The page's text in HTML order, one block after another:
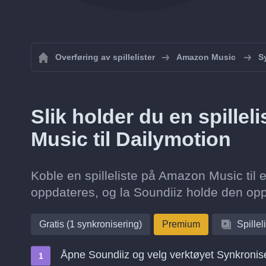
Overføring av spillelister Amazon Music
Slik holder du en
Music til Dailymotion
Koble en spilleliste på Amazon Music til
oppdateres, og la Soundiiz holde den
Gratis (1 synkronisering) Premium
Åpne Soundiiz og velg verktøyet